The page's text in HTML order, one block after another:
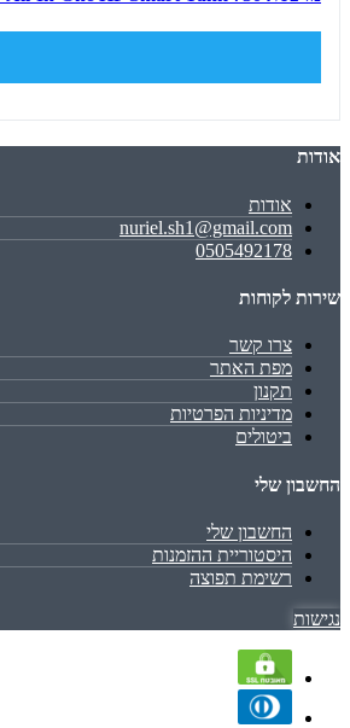
אודות
אודות
nuriel.sh1@gmail.com
0505492178
שירות לקוחות
צרו קשר
מפת האתר
תקנון
מדיניות הפרטיות
ביטולים
החשבון שלי
החשבון שלי
היסטוריית ההזמנות
רשימת תפוצה
נגישות